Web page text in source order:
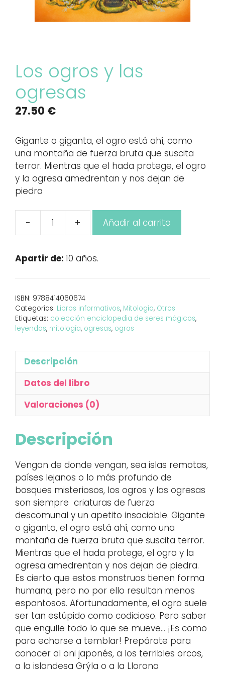
Los ogros y las
ogresas
27.50 €
Gigante o giganta, el ogro está ahí, como
una montaña de fuerza bruta que suscita
terror. Mientras que el hada protege, el ogro
y la ogresa amedrentan y nos dejan de
piedra
-
Los
ogresas
+ Añadir al carrito
Apartir de: 10 años.
ISBN: 9788414060674
Categorías: Libros informativos, Mitología, Otros
Etiquetas: colección enciclopedia de seres mágicos,
leyendas, mitología, ogresas, ogros
Descripción
Datos del libro
Valoraciones (0)
Descripción
Vengan de donde vengan, sea islas remotas,
países lejanos o lo más profundo de
bosques misteriosos, los ogros y las ogresas
son siempre criaturas de fuerza
descomunal y un apetito insaciable. Gigante
o giganta, el ogro está ahí, como una
montaña de fuerza bruta que suscita terror.
Mientras que el hada protege, el ogro y la
ogresa amedrentan y nos dejan de piedra.
Es cierto que estos monstruos tienen forma
humana, pero no por ello resultan menos
espantosos. Afortunadamente, el ogro suele
ser tan estúpido como codicioso. Pero saber
que engulle todo lo que se mueve… ¡Es como
para echarse a temblar! Prepárate para
conocer al oni japonés, a los terribles orcos,
a la islandesa Grýla o a la Llorona